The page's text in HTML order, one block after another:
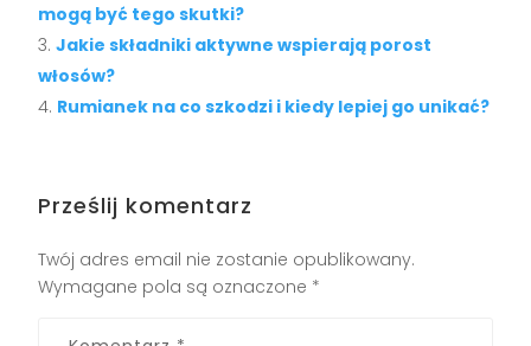
mogą być tego skutki?
Jakie składniki aktywne wspierają porost
włosów?
Rumianek na co szkodzi i kiedy lepiej go unikać?
Prześlij komentarz
Twój adres email nie zostanie opublikowany.
Wymagane pola są oznaczone *